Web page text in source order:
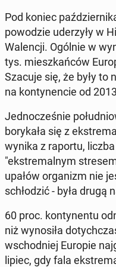
Pod koniec
powodzie ud­erzyły w
Wa­lencji. Ogólnie w
tys. mieszkańców
Szacuje się, że były to
na kon­ty­nen­cie od
Jed­nocześnie
bo­rykała się z
wynika z raportu,
"ek­stremal­nym
upałów or­ga­nizm nie
schłodz­ić - była drugą
60 proc. kon­ty­nen­tu
niż wynosiła
wschod­niej Europie
lipiec, gdy fala